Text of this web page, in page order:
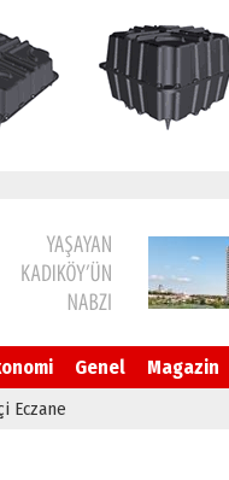
Genel Magazin
Eczane